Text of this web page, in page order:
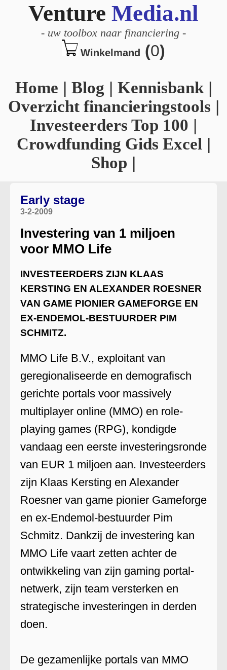
Venture Media.nl
- uw toolbox naar financiering -
Winkelmand (0)
Home | Blog | Kennisbank|
Overzicht financieringstools |
Investeerders Top 100 |
Crowdfunding Gids Excel |
Shop |
Early stage
3-2-2009
Investering van 1 miljoen
voor MMO Life
INVESTEERDERS ZIJN KLAAS
KERSTING EN ALEXANDER ROESNER
VAN GAME PIONIER GAMEFORGE EN
EX-ENDEMOL-BESTUURDER PIM
SCHMITZ.
MMO Life B.V., exploitant van
geregionaliseerde en demografisch
gerichte portals voor massively
multiplayer online (MMO) en role-
playing games (RPG), kondigde
vandaag een eerste investeringsronde
van EUR 1 miljoen aan. Investeerders
zijn Klaas Kersting en Alexander
Roesner van game pionier Gameforge
en ex-Endemol-bestuurder Pim
Schmitz. Dankzij de investering kan
MMO Life vaart zetten achter de
ontwikkeling van zijn gaming portal-
netwerk, zijn team versterken en
strategische investeringen in derden
doen.
De gezamenlijke portals van MMO